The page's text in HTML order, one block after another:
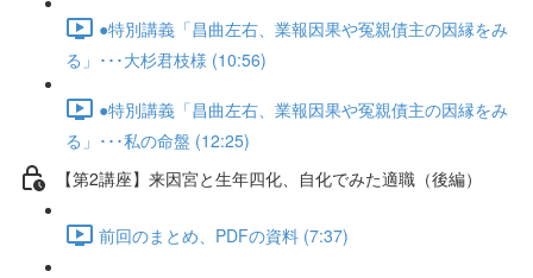
●特別講義「昌曲左右、業報因果や冤親債主の因縁をみ
る」･･･大杉君枝様 (10:56)
●特別講義「昌曲左右、業報因果や冤親債主の因縁をみ
る」･･･私の命盤 (12:25)
【第2講座】来因宮と生年四化、自化でみた適職（後編）
前回のまとめ、PDFの資料 (7:37)